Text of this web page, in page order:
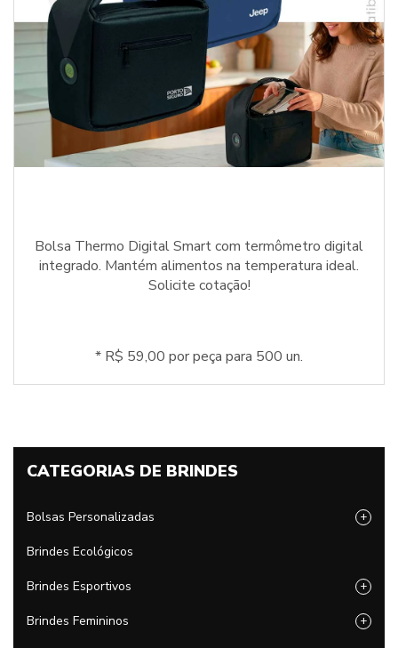
Bolsa Thermo Digital Smart com termômetro digital
integrado. Mantém alimentos na temperatura ideal.
Solicite cotação!
* R$ 59,00 por peça para 500 un.
CATEGORIAS DE BRINDES
Bolsas Personalizadas +
Brindes Ecológicos
Brindes Esportivos +
Brindes Femininos +